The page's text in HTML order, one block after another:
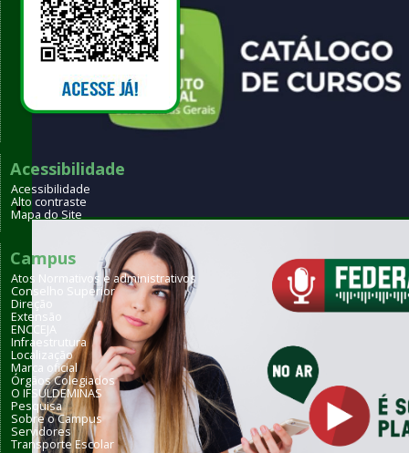
Qual dos nossos cursos combina com você?
Acessibilidade
Acessibilidade
Alto contraste
Mapa do Site
Campus
Atos Normativos e administrativos
Conselho Superior
Direção
Extensão
ENCCEJA
Infraestrutura
Localização
Marca oficial
Órgãos Colegiados
O IFSULDEMINAS
Pesquisa
Sobre o Campus
Servidores
Transporte Escolar